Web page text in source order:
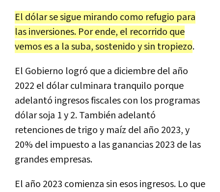
El dólar se sigue mirando como refugio para
las inversiones. Por ende, el recorrido que
vemos es a la suba, sostenido y sin tropiezo.
El Gobierno logró que a diciembre del año
2022 el dólar culminara tranquilo porque
adelantó ingresos fiscales con los programas
dólar soja 1 y 2. También adelantó
retenciones de trigo y maíz del año 2023, y
20% del impuesto a las ganancias 2023 de las
grandes empresas.
El año 2023 comienza sin esos ingresos. Lo que